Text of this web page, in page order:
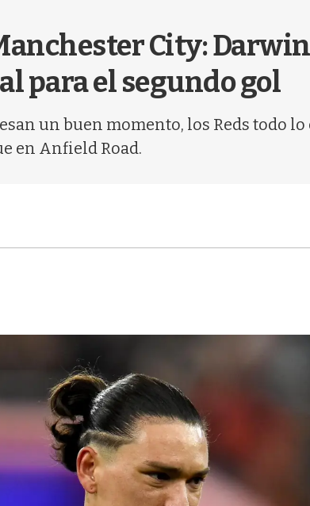
City:
para el segundo gol
un buen momento, los Reds todo
en Anfield Road.